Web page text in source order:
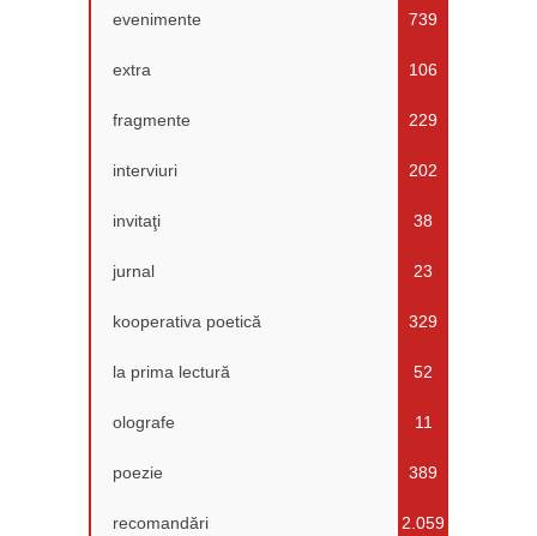
evenimente 739
extra 106
fragmente 229
interviuri 202
invitaţi 38
jurnal 23
kooperativa poetică 329
la prima lectură 52
olografe 11
poezie 389
recomandări 2.059